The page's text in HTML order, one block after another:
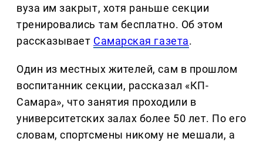
вуза им закрыт, хотя раньше секции
тренировались там бесплатно. Об этом
рассказывает Самарская газета.
Один из местных жителей, сам в прошлом
воспитанник секции, рассказал «КП-
Самара», что занятия проходили в
университетских залах более 50 лет. По его
словам, спортсмены никому не мешали, а